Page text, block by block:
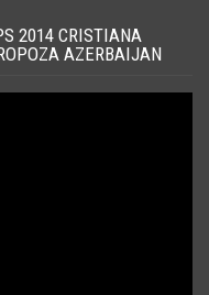
2014 CRISTIANA
AZERBAIJAN